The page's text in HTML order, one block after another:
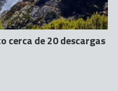
cerca de 20 descargas